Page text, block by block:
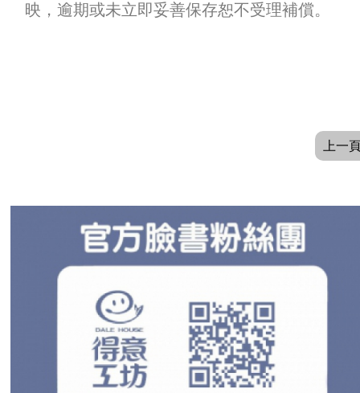
映，逾期或未立即妥善保存恕不受理補償。
上一